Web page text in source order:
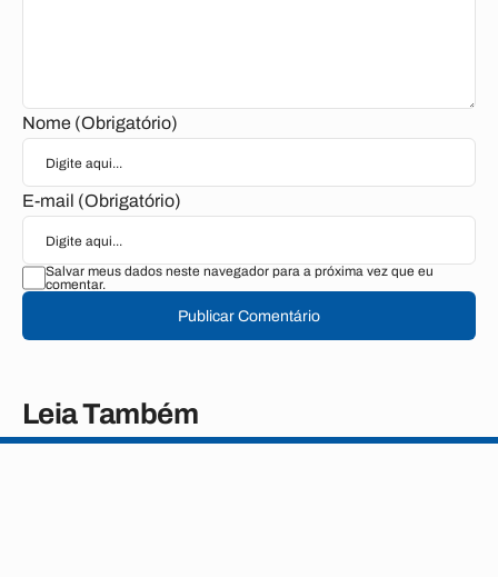
Nome (Obrigatório)
E-mail (Obrigatório)
Salvar meus dados neste navegador para a próxima vez que eu
comentar.
Publicar Comentário
Leia Também